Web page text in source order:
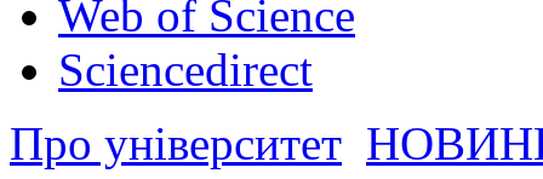
Web of Science
Sciencedirect
Про університет